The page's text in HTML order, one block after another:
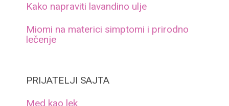
Kako napraviti lavandino ulje
Miomi na materici simptomi i prirodno
lečenje
PRIJATELJI SAJTA
Med kao lek